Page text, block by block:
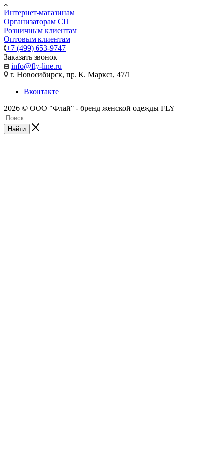
Интернет-магазинам
Организаторам СП
Розничным клиентам
Оптовым клиентам
+7 (499) 653-9747
Заказать звонок
info@fly-line.ru
г. Новосибирск, пр. К. Маркса, 47/1
Вконтакте
2026 © ООО "Флай" - бренд женской одежды FLY
Найти